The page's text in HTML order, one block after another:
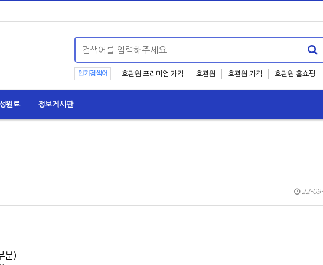
인기검색어 호관원 프리미엄 가격 호관원 호관원 가격 호관원 홈쇼핑
원료 정보게시판
22-
분)